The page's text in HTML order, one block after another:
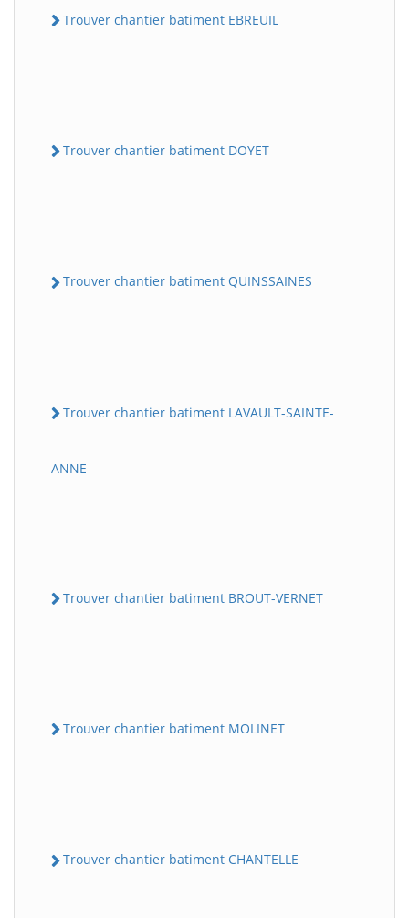
Trouver chantier batiment EBREUIL
Trouver chantier batiment DOYET
Trouver chantier batiment QUINSSAINES
Trouver chantier batiment LAVAULT-SAINTE-
ANNE
Trouver chantier batiment BROUT-VERNET
Trouver chantier batiment MOLINET
Trouver chantier batiment CHANTELLE